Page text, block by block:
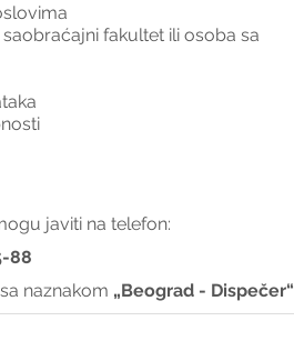
fakultet ili osoba sa
javiti na telefon:
88
sa naznakom „Beograd - Dispečer“